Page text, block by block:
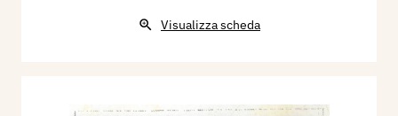
Visualizza scheda